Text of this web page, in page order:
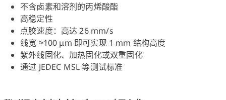
不含卤素和溶剂的丙烯酸酯
高稳定性
点胶速度：高达 26 mm/s
线宽 ≈100 μm 即可实现 1 mm 结构高度
紫外线固化、加热固化或双重固化
通过 JEDEC MSL 等测试标准